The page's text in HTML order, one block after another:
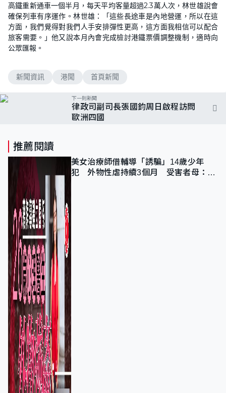
高鐵重新通車一個半月，每天平均客量超過2.3萬人次，林世雄說會
確保列車有序運作。林世雄：「這些長途車是內地營運，所以在這
方面，我們覺得對我們人手安排彈性更高，這方面我相信可以配合
旅客需要。」他又說本月內會完成檢討港鐵票價調整機制，適時向
公眾匯報。
新聞資訊 港聞 首頁新聞
下一則新聞
律政司副司長張國鈞周日啟程訪問
歐洲四國
推薦閱讀
美女治療師借輔導「誘騙」14歲少年
犯 外物性虐持續3個月 受害者母：要